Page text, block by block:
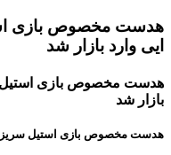
هدست مخصوص بازی
ایی وارد بازار شد
هدست مخصوص بازی استیل
بازار شد
هدست مخصوص بازی استیل سریز